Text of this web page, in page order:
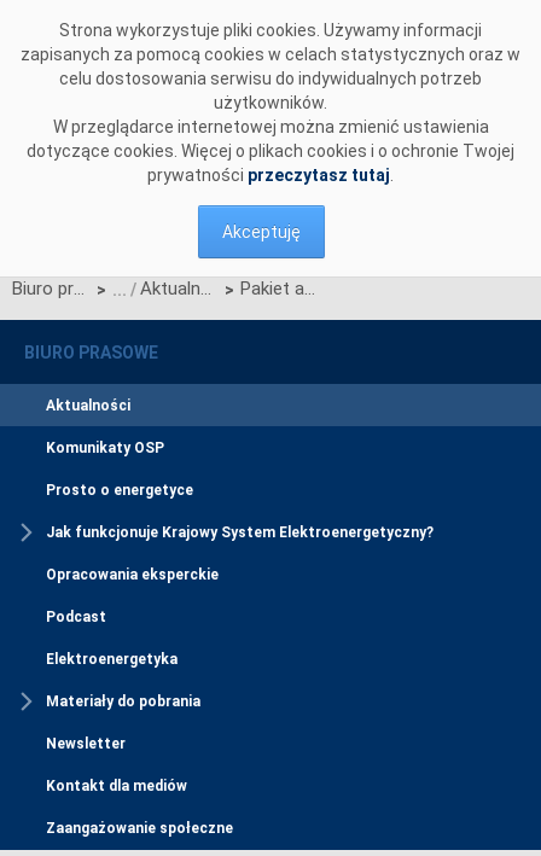
Strona wykorzystuje pliki cookies. Używamy informacji
zapisanych za pomocą cookies w celach statystycznych oraz w
celu dostosowania serwisu do indywidualnych potrzeb
użytkowników.
W przeglądarce internetowej można zmienić ustawienia
dotyczące cookies. Więcej o plikach cookies i o ochronie Twojej
prywatności przeczytasz tutaj
Akceptuję
Biuro prasowe > Aktualności > Pakiet antyblackoutowy – spotkanie warsztatowe (prezentacje)
BIURO PRASOWE
Aktualności
Komunikaty OSP
Prosto o energetyce
Jak funkcjonuje Krajowy System Elektroenergetyczny?
Opracowania eksperckie
Podcast
Elektroenergetyka
Materiały do pobrania
Newsletter
Kontakt dla mediów
Zaangażowanie społeczne